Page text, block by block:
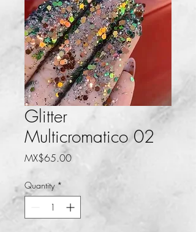
Glitter
Multicromatico 02
MX$65.00Price
Quantity *